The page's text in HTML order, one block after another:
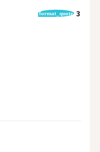
format_quote 3